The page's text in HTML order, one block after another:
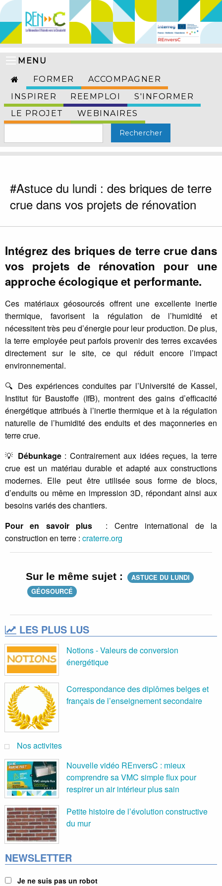
MENU
FORMER
ACCOMPAGNER
INSPIRER
REEMPLOI
S'INFORMER
LE PROJET
WEBINAIRES
#Astuce du lundi : des briques de terre
crue dans vos projets de rénovation
Intégrez des briques de terre crue dans
vos projets de rénovation pour une
approche écologique et performante.
Ces matériaux géosourcés offrent une excellente inertie
thermique, favorisent la régulation de l’humidité et
nécessitent très peu d’énergie pour leur production. De plus,
la terre employée peut parfois provenir des terres excavées
directement sur le site, ce qui réduit encore l’impact
environnemental.
🔍 Des expériences conduites par l’Université de Kassel,
Institut für Baustoffe (IfB), montrent des gains d’efficacité
énergétique attribués à l’inertie thermique et à la régulation
naturelle de l’humidité des enduits et des maçonneries en
terre crue.
💡 Débunkage: Contrairement aux idées reçues, la terre
crue est un matériau durable et adapté aux constructions
modernes. Elle peut être utilisée sous forme de blocs,
d’enduits ou même en impression 3D, répondant ainsi aux
besoins variés des chantiers.
Pour en savoir plus
: Centre international de la
construction en terre : craterre.org
Sur le même sujet :
ASTUCE DU LUNDI
GÉOSOURCÉ
LES PLUS LUS
Notions - Valeurs de conversion
énergétique
Correspondance des diplômes belges et
français de l’enseignement secondaire
Nos activites
Nouvelle vidéo REnversC : mieux
comprendre sa VMC simple flux pour
respirer un air intérieur plus sain
Petite histoire de l’évolution constructive
du mur
NEWSLETTER
Je ne suis pas un robot